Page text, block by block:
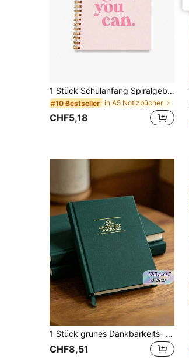
1 Stück Schulanfang Spiralgebundenes "Ja Mädchen, du kannst es." 5,5x8,3 A5 Notizbuch Rosa Einband mit aufmunterndem Slogan, Goldfarbene Spiralbindung, perfekt für Campusnotizen, tägliche Inspirationen & Zielverfolgung, langanhaltend & fröhliche Schreibwaren für Schüler Schulbedarf
#10 Bestseller in A5 Notizbücher
CHF5,18
1 Stück grünes Dankbarkeits- & Reflexions-Tagebuch für den Schulstart
CHF8,51